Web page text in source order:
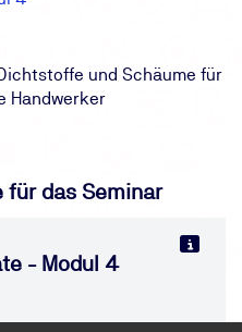
und Schäume für
Handwerker
für das Seminar
- Modul 4